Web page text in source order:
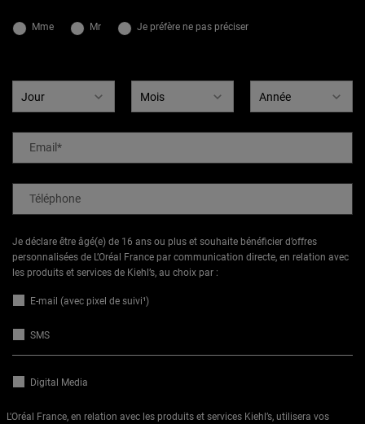
newslettersignup.title.legend
Mme Mr Je préfère ne pas préciser
Email*
Téléphone
Je déclare être âgé(e) de 16 ans ou plus et souhaite bénéficier d’offres
personnalisées de L’Oréal France par communication directe, en relation avec
les produits et services de Kiehl’s, au choix par :
E-mail (avec pixel de suivi¹)
SMS
Digital Media
L'Oréal France, en relation avec les produits et services Kiehl’s, utilisera vos